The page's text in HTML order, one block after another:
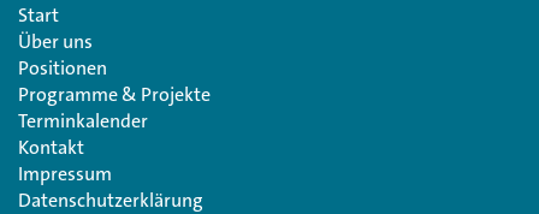
Start
Über uns
Positionen
Programme & Projekte
Terminkalender
Kontakt
Impressum
Datenschutzerklärung